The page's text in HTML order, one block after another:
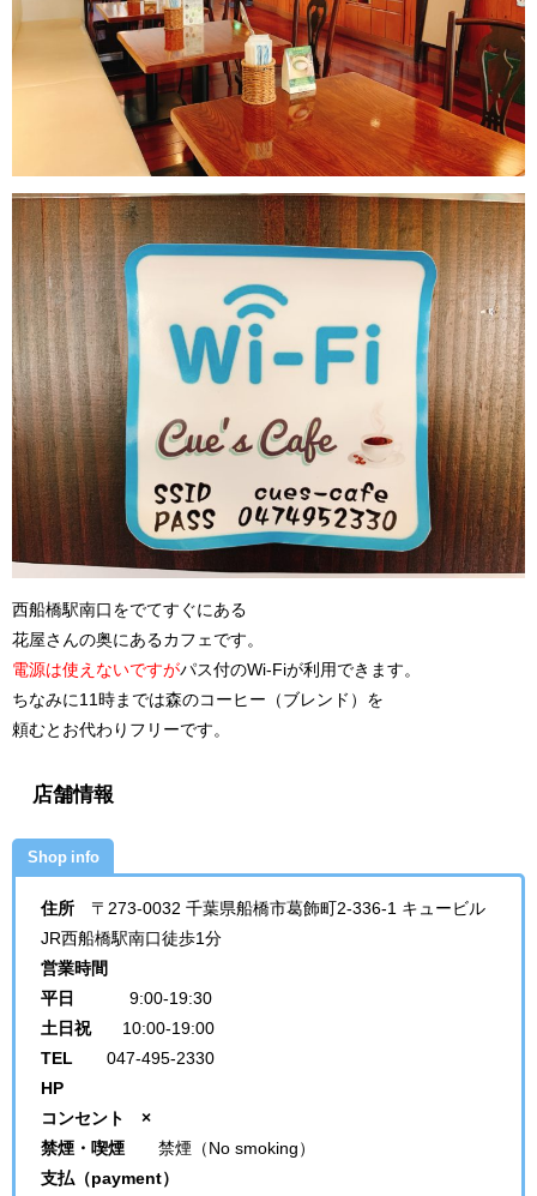
西船橋駅南口をでてすぐにある
花屋さんの奥にあるカフェです。
電源は使えないですがパス付のWi-Fiが利用できます。
ちなみに11時までは森のコーヒー（ブレンド）を
頼むとお代わりフリーです。
店舗情報
Shop info
住所 〒273-0032 千葉県船橋市葛飾町2-336-1 キュービル
JR西船橋駅南口徒歩1分
営業時間
平日
9:00-19:30
土日祝10:00-19:00
TEL 047-495-2330
HP
コンセント ×
禁煙・喫煙 禁煙（No smoking）
支払（payment）